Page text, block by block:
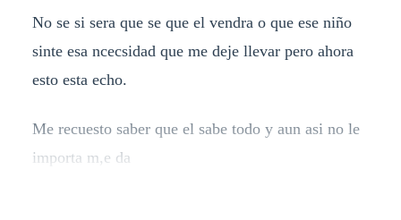
No se si sera que se que el vendra o que ese niño
sinte esa ncecsidad que me deje llevar pero ahora
esto esta echo.
Me recuesto saber que el sabe todo y aun asi no le
importa m,e da